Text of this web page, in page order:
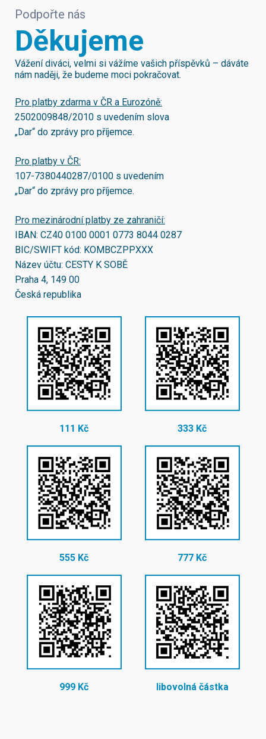
Podpořte nás
Děkujeme
Vážení diváci, velmi si vážíme vašich příspěvků – dáváte
nám naději, že budeme moci pokračovat.
Pro platby zdarma v ČR a Eurozóně:
2502009848/2010 s uvedením slova
„Dar“ do zprávy pro příjemce.
Pro platby v ČR:
107-7380440287/0100 s uvedením
„Dar“ do zprávy pro příjemce.
Pro mezinárodní platby ze zahraničí:
IBAN: CZ40 0100 0001 0773 8044 0287
BIC/SWIFT kód: KOMBCZPPXXX
Název účtu: CESTY K SOBĚ
Praha 4, 149 00
Česká republika
111 Kč 333 Kč
555 Kč 777 Kč
999 Kč libovolná částka